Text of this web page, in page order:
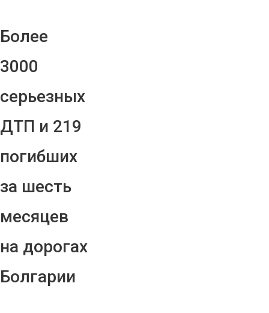
Более
3000
серьезных
ДТП и 219
погибших
за шесть
месяцев
на дорогах
Болгарии